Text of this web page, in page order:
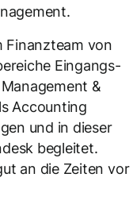
Finanzteam von
Eingangs-
&
Accounting
und in dieser
begleitet.
an die Zeiten vor